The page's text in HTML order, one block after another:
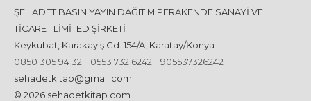
ŞEHADET BASIN YAYIN DAĞITIM PERAKENDE SANAYİ VE
TİCARET LİMİTED ŞİRKETİ
Keykubat, Karakayış Cd. 154/A, Karatay/Konya
0850 305 94 32
0553 732 6242
905537326242
sehadetkitap@gmail.com
© 2026 sehadetkitap.com